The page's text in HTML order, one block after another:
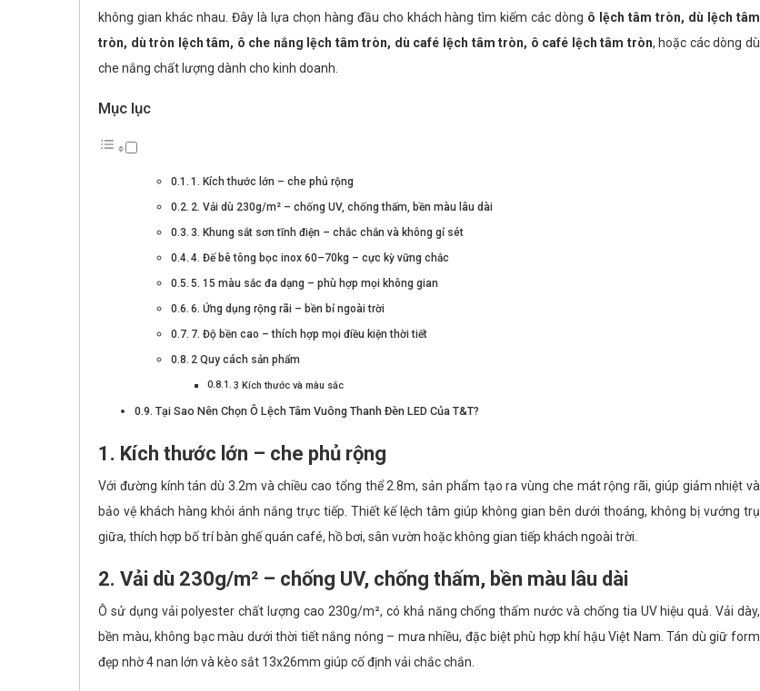
không gian khác nhau. Đây là lựa chọn hàng đầu cho khách hàng tìm kiếm các dòng ô lệch tâm tròn, dù lệch tâm
tròn, dù tròn lệch tâm, ô che nắng lệch tâm tròn, dù café lệch tâm tròn, ô café lệch tâm tròn, hoặc các dòng dù
che nắng chất lượng dành cho kinh doanh.
Mục lục
1. Kích thước lớn – che phủ rộng
2. Vải dù 230g/m² – chống UV, chống thấm, bền màu lâu dài
3. Khung sắt sơn tĩnh điện – chắc chắn và không gỉ sét
4. Đế bê tông bọc inox 60–70kg – cực kỳ vững chắc
5. 15 màu sắc đa dạng – phù hợp mọi không gian
6. Ứng dụng rộng rãi – bền bỉ ngoài trời
7. Độ bền cao – thích hợp mọi điều kiện thời tiết
2 Quy cách sản phẩm
3 Kích thước và màu sắc
Tại Sao Nên Chọn Ô Lệch Tâm Vuông Thanh Đèn LED Của T&T?
1. Kích thước lớn – che phủ rộng
Với đường kính tán dù 3.2m và chiều cao tổng thể 2.8m, sản phẩm tạo ra vùng che mát rộng rãi, giúp giảm nhiệt và
bảo vệ khách hàng khỏi ánh nắng trực tiếp. Thiết kế lệch tâm giúp không gian bên dưới thoáng, không bị vướng trụ
giữa, thích hợp bố trí bàn ghế quán café, hồ bơi, sân vườn hoặc không gian tiếp khách ngoài trời.
2. Vải dù 230g/m² – chống UV, chống thấm, bền màu lâu dài
Ô sử dụng vải polyester chất lượng cao 230g/m², có khả năng chống thấm nước và chống tia UV hiệu quả. Vải dày,
bền màu, không bạc màu dưới thời tiết nắng nóng – mưa nhiều, đặc biệt phù hợp khí hậu Việt Nam. Tán dù giữ form
đẹp nhờ 4 nan lớn và kèo sắt 13x26mm giúp cố định vải chắc chắn.